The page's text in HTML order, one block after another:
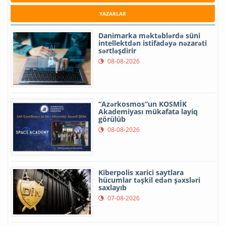
YAZARLAR
Danimarka məktəblərdə süni
intellektdən istifadəyə nəzarəti
sərtləşdirir
08-08-2026
“Azərkosmos”un KOSMİK
Akademiyası mükafata layiq
görülüb
08-08-2026
Kiberpolis xarici saytlara
hücumlar təşkil edən şəxsləri
saxlayıb
07-08-2026